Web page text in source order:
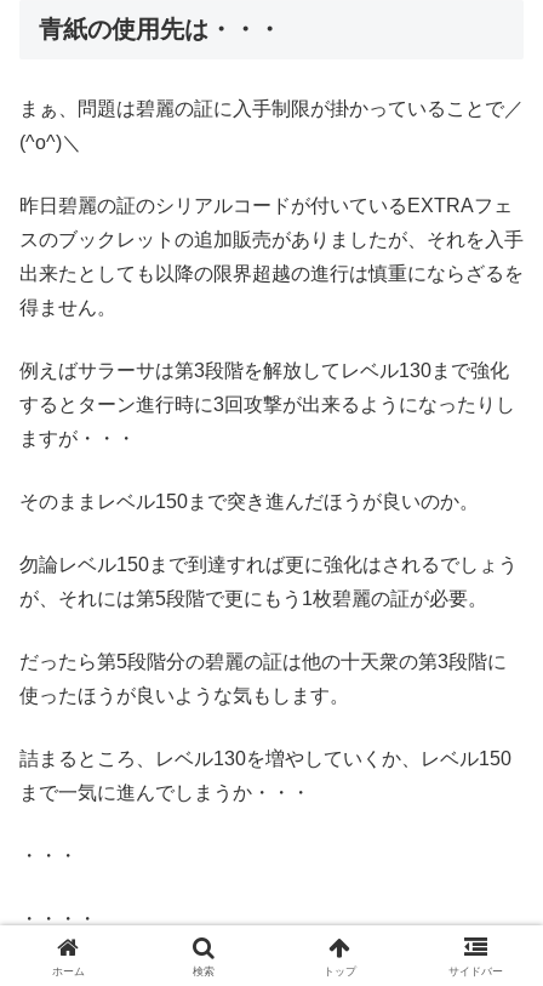
青紙の使用先は・・・
まぁ、問題は碧麗の証に入手制限が掛かっていることで／
(^o^)＼
昨日碧麗の証のシリアルコードが付いているEXTRAフェ
スのブックレットの追加販売がありましたが、それを入手
出来たとしても以降の限界超越の進行は慎重にならざるを
得ません。
例えばサラーサは第3段階を解放してレベル130まで強化
するとターン進行時に3回攻撃が出来るようになったりし
ますが・・・
そのままレベル150まで突き進んだほうが良いのか。
勿論レベル150まで到達すれば更に強化はされるでしょう
が、それには第5段階で更にもう1枚碧麗の証が必要。
だったら第5段階分の碧麗の証は他の十天衆の第3段階に
使ったほうが良いような気もします。
詰まるところ、レベル130を増やしていくか、レベル150
まで一気に進んでしまうか・・・
・・・
・・・・
ホーム 検索 トップ サイドバー